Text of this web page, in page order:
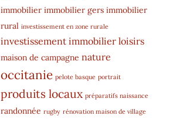
immobilier immobilier gers immobilier
rural investissement en zone rurale
investissement immobilier loisirs
maison de campagne nature
occitanie pelote basque portrait
produits locaux préparatifs naissance
randonnée rugby rénovation maison de village